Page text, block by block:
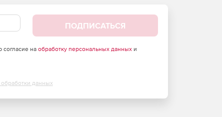
ПОДПИСАТЬСЯ
согласие на обработку персональных данныхи
данных